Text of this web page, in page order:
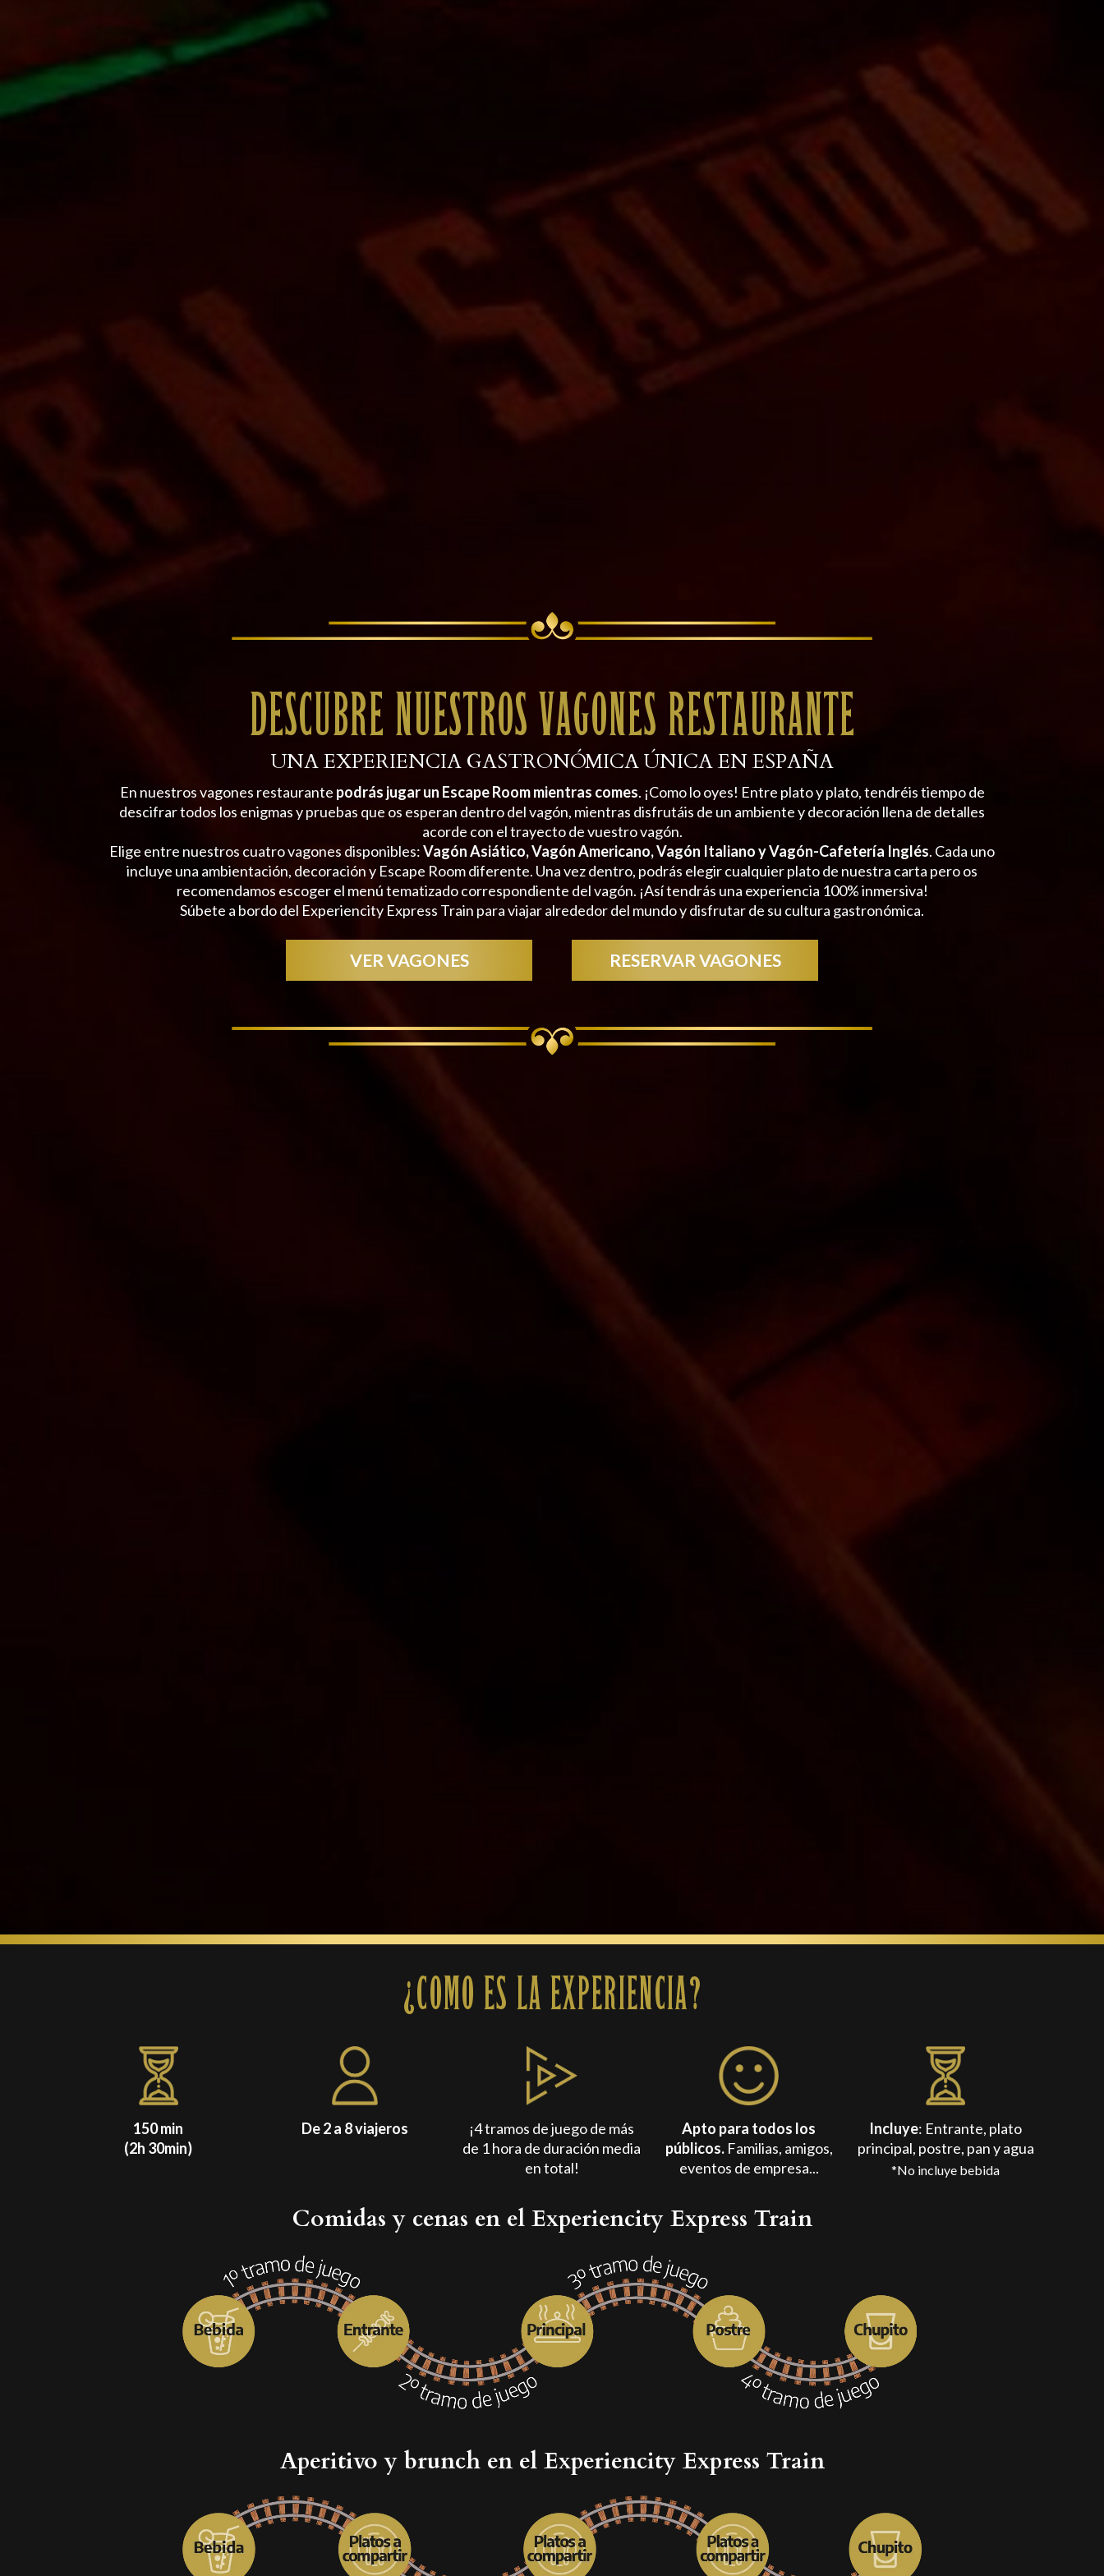
DESCUBRE NUESTROS VAGONES RESTAURANTE
UNA EXPERIENCIA GASTRONÓMICA ÚNICA EN ESPAÑA
En nuestros vagones restaurante podrás jugar un Escape Room mientras comes. ¡Como lo oyes! Entre plato y plato, tendréis tiempo de
descifrar todos los enigmas y pruebas que os esperan dentro del vagón, mientras disfrutáis de un ambiente y decoración llena de detalles
acorde con el trayecto de vuestro vagón.
Elige entre nuestros cuatro vagones disponibles:Vagón Asiático, Vagón Americano, Vagón Italiano y Vagón-Cafetería Inglés. Cada uno
incluye una ambientación, decoración y Escape Room diferente. Una vez dentro, podrás elegir cualquier plato de nuestra carta pero os
recomendamos escoger el menú tematizado correspondiente del vagón. ¡Así tendrás una experiencia 100% inmersiva!
Súbete a bordo del Experiencity Express Train para viajar alrededor del mundo y disfrutar de su cultura gastronómica.
VER VAGONES RESERVAR VAGONES
?COMO ES LA EXPERIENCIA?
150 min
(2h 30min)
De 2 a 8 viajeros
¡4 tramos de juego de más
de 1 hora de duración media
en total!
Apto para todos los
públicos.Familias, amigos,
eventos de empresa...
Incluye: Entrante, plato
principal, postre, pan y agua
*No incluye bebida
Comidas y cenas en el Experiencity Express Train
Aperitivo y brunch en el Experiencity Express Train